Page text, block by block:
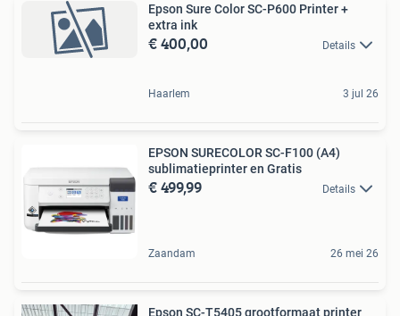
Epson Sure Color SC-P600 Printer +
extra ink
€ 400,00 Details
Haarlem 3 jul 26
EPSON SURECOLOR SC-F100 (A4)
sublimatieprinter en Gratis
€ 499,99 Details
Zaandam 26 mei 26
Epson SC-T5405 grootformaat printer